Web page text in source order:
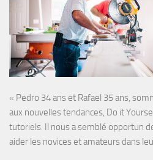
« Pedro 34 ans et Rafael 35 ans,
aux nouvelles tendances, Do it
tutoriels. Il nous a semblé opportun
aider les novices et amateurs dans